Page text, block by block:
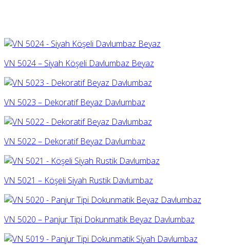
VN 5024 – Siyah Köşeli Davlumbaz Beyaz
VN 5023 – Dekoratif Beyaz Davlumbaz
VN 5022 – Dekoratif Beyaz Davlumbaz
VN 5021 – Köşeli Siyah Rustik Davlumbaz
VN 5020 – Panjur Tipi Dokunmatik Beyaz Davlumbaz